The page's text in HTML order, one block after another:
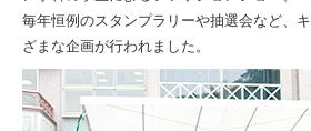
毎年恒例のスタンプラリーや抽選会など、
ざまな企画が行われました。